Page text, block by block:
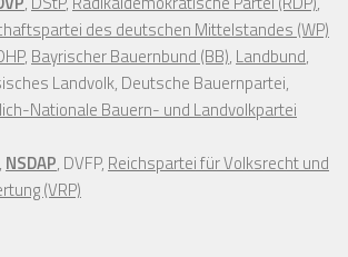
des deutschen Mittelstandes (WP)
, Bayrischer Bauernbund (BB), Landbund,
Landvolk, Deutsche Bauernpartei,
Nationale Bauern- und Landvolkpartei
, NSDAP, DVFP, Reichspartei für Volksrecht und
(VRP)